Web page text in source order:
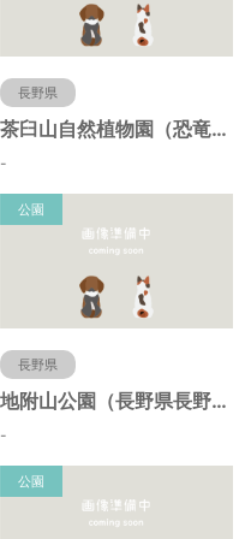
長野県
茶臼山自然植物園（恐竜園）（長野県長野市）
-
公園
長野県
地附山公園（長野県長野市）
-
公園